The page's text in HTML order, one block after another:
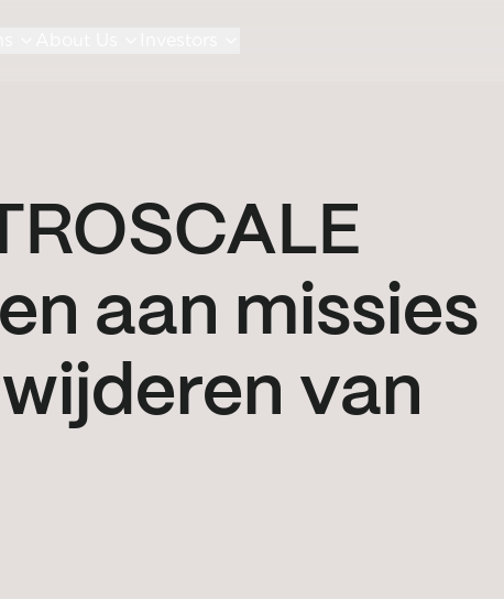
aan missies
van